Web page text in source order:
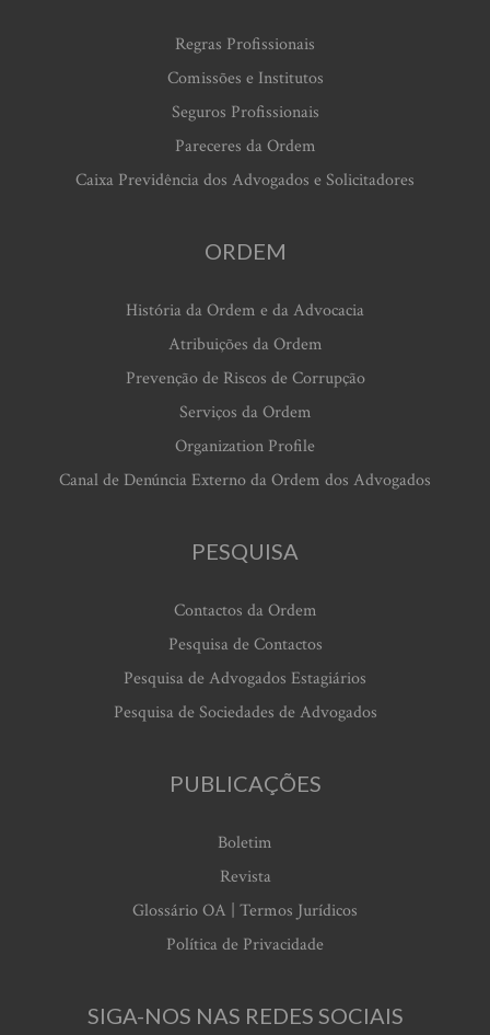
Regras Profissionais
Comissões e Institutos
Seguros Profissionais
Pareceres da Ordem
Caixa Previdência dos Advogados e Solicitadores
ORDEM
História da Ordem e da Advocacia
Atribuições da Ordem
Prevenção de Riscos de Corrupção
Serviços da Ordem
Organization Profile
Canal de Denúncia Externo da Ordem dos Advogados
PESQUISA
Contactos da Ordem
Pesquisa de Contactos
Pesquisa de Advogados Estagiários
Pesquisa de Sociedades de Advogados
PUBLICAÇÕES
Boletim
Revista
Glossário OA | Termos Jurídicos
Política de Privacidade
SIGA-NOS NAS REDES SOCIAIS